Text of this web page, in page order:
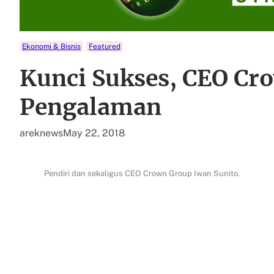
Ekonomi & Bisnis Featured
Kunci Sukses, CEO
Pengalaman
areknewsMay 22, 2018
Pendiri dan sekaligus CEO Crown Group Iwan Sunito.